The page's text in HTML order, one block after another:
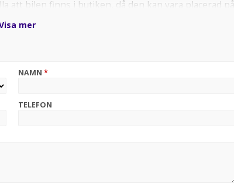
att bilen finns i butiken, då den kan vara placerad på
mer
NAMN *
TELEFON